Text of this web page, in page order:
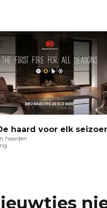
haard voor elk
haarden